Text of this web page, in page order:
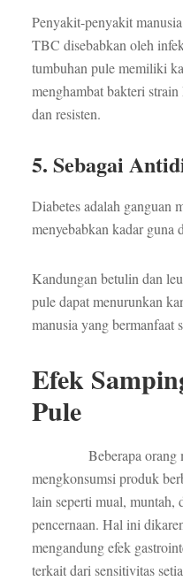
Penyakit-penyakit
TBC disebabkan oleh
tumbuhan pule memiliki
menghambat bakteri
dan resisten.
5. Sebagai
Diabetes adalah ganguan
menyebabkan kadar guna
Kandungan betulin dan
pule dapat menurunkan
manusia yang bermanfaat
Efek
Pule
Beberapa orang
mengkonsumsi produk
lain seperti mual, muntah,
pencernaan. Hal ini
mengandung efek
terkait dari sensitivitas